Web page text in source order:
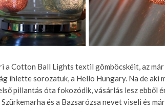
a Cotton Ball Lights textil gömböcskéit, az
ihlette sorozatuk, a Hello Hungary. Na de aki
pillantás óta fokozódik, vásárlás lesz ebből
Szürkemarha és a Bazsarózsa nevet viseli és